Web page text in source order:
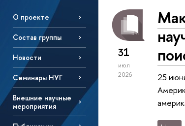
О проекте
Состав группы
Новости
Семинары НУГ
Внешние научные
мероприятия
31
июл
2026
25